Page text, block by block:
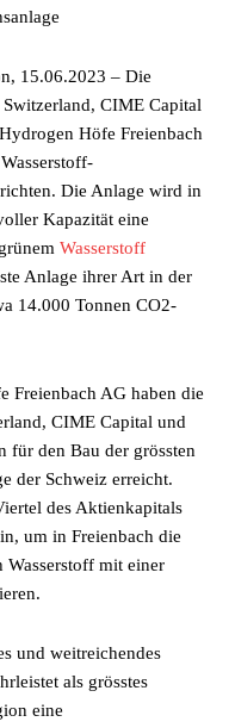
15.06.2023 – Die
CIME Capital
Höfe Freienbach
Die Anlage wird in
Kapazität eine
Wasserstoff
Anlage ihrer Art in der
14.000 Tonnen CO2-
Freienbach AG haben die
CIME Capital und
für den Bau der grössten
der Schweiz erreicht.
des Aktienkapitals
um in Freienbach die
Wasserstoff mit einer
und weitreichendes
als grösstes
eine